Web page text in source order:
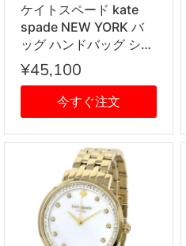
ケイトスペード kate
spade NEW YORK バ
ッグ ハンドバッグ ショ
ルダーバッグ 斜めがけ
ショルダーバッグ
PXRU8262 001
CAMERON STREET
LOTTIE 牛革 レザー レ
ディース ブラック
¥45,100
今すぐ注文